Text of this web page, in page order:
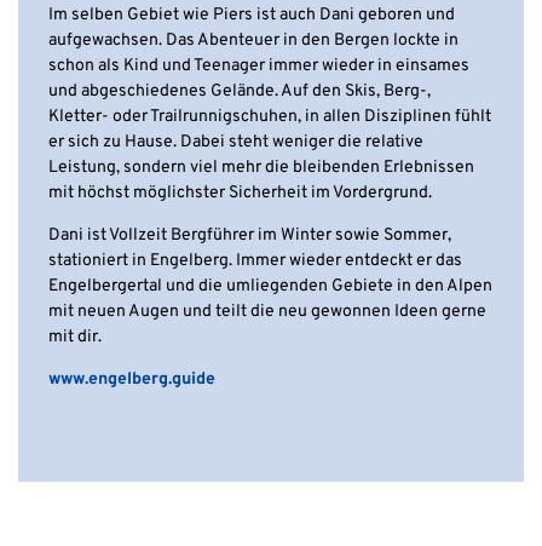
Im selben Gebiet wie Piers ist auch Dani geboren und
aufgewachsen. Das Abenteuer in den Bergen lockte in
schon als Kind und Teenager immer wieder in einsames
und abgeschiedenes Gelände. Auf den Skis, Berg-,
Kletter- oder Trailrunnigschuhen, in allen Disziplinen fühlt
er sich zu Hause. Dabei steht weniger die relative
Leistung, sondern viel mehr die bleibenden Erlebnissen
mit höchst möglichster Sicherheit im Vordergrund.
Dani ist Vollzeit Bergführer im Winter sowie Sommer,
stationiert in Engelberg. Immer wieder entdeckt er das
Engelbergertal und die umliegenden Gebiete in den Alpen
mit neuen Augen und teilt die neu gewonnen Ideen gerne
mit dir.
www.engelberg.guide